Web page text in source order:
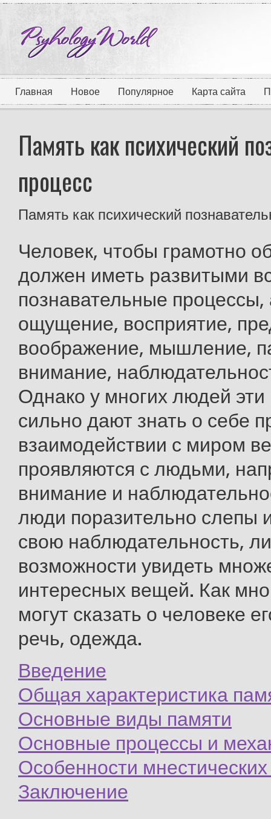
Главная Новое Популярное Карта сайта
Память как психический
процесс
Память как психический
Человек, чтобы грамотно
должен иметь развитыми
познавательные
ощущение, восприятие,
воображение, мышление,
внимание,
Однако у многих людей эти
сильно дают знать о себе
взаимодействии с миром
проявляются с людьми,
внимание и
люди поразительно слепы
свою наблюдательность,
возможности увидеть
интересных вещей. Как
могут сказать о человеке
речь, одежда.
Введение
Общая характеристика
Основные виды памяти
Основные процессы и
Особенности
Заключение